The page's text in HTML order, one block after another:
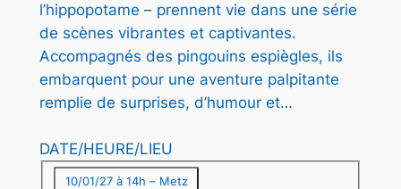
I
p
r
i
x
:
l’hippopotame – prennent vie dans une série
de scènes vibrantes et captivantes.
Accompagnés des pingouins espiègles, ils
embarquent pour une aventure palpitante
remplie de surprises, d’humour et…
DATE/HEURE/LIEU
10/01/27 à 14h – Metz